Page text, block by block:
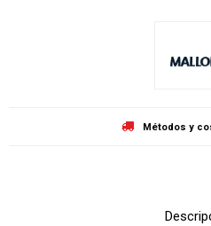
Métodos y